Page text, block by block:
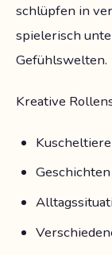
schlüpfen in
spielerisch
Gefühlswelten.
Kreative